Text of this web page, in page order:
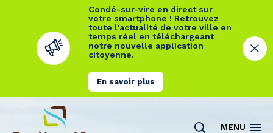
Condé-sur-vire en direct sur
votre smartphone ! Retrouvez
toute l'actualité de votre ville en
temps réel en téléchargeant
notre nouvelle application
citoyenne.
En savoir plus
MENU
Cookies management panel